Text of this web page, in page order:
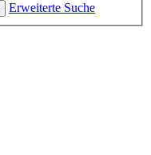
Erweiterte Suche